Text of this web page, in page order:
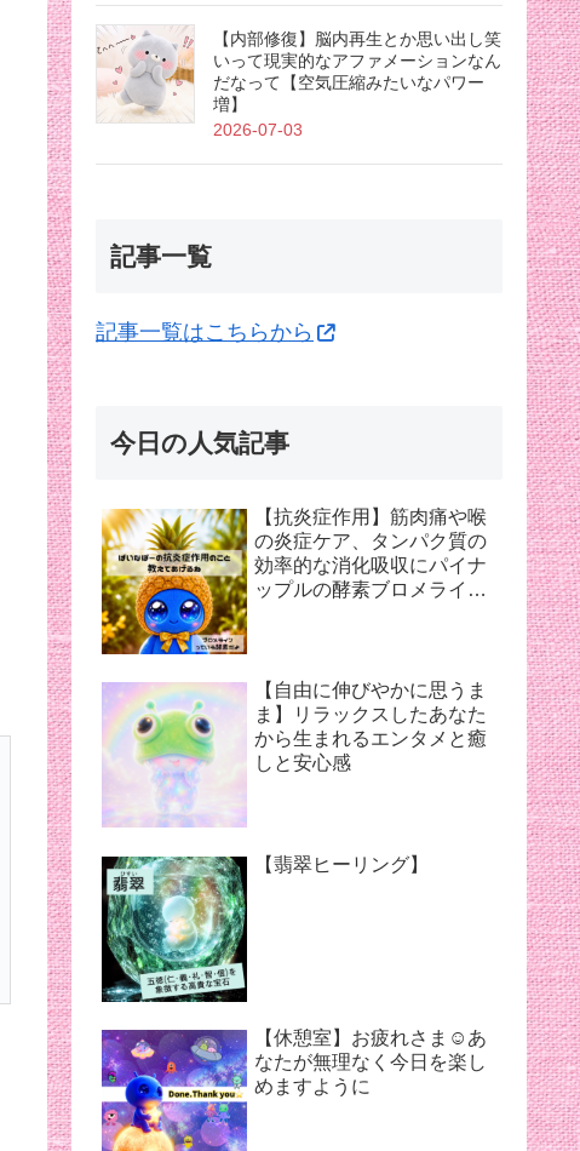
【内部修復】脳内再生とか思い出し笑
いって現実的なアファメーションなん
だなって【空気圧縮みたいなパワー
増】
2026-07-03
記事一覧
記事一覧はこちらから
今日の人気記事
【抗炎症作用】筋肉痛や喉
の炎症ケア、タンパク質の
効率的な消化吸収にパイナ
ップルの酵素ブロメライン
【自由に伸びやかに思うま
ま】リラックスしたあなた
から生まれるエンタメと癒
しと安心感
【翡翠ヒーリング】
【休憩室】お疲れさま☺︎あ
なたが無理なく今日を楽し
めますように